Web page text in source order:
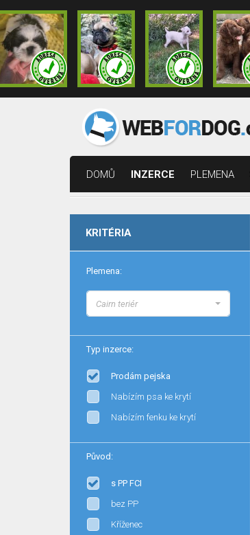
DOMŮ INZERCE PLEMENA
KRITÉRIA
Plemena:
Cairn teriér
Typ inzerce:
Prodám pejska
Nabízím psa ke krytí
Nabízím fenku ke krytí
Původ:
s PP FCI
bez PP
Kříženec